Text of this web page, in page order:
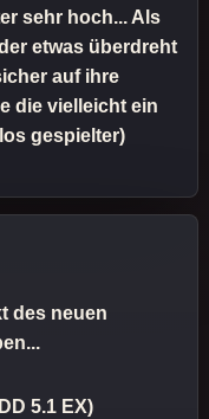
sehr hoch... Als
etwas überdreht
auf ihre
die vielleicht ein
gespielter)
des neuen
5.1 EX)